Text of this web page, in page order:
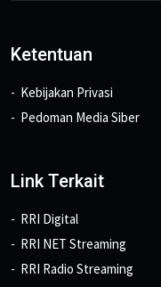
Ketentuan
Kebijakan Privasi
Pedoman Media Siber
Link Terkait
RRI Digital
RRI NET Streaming
RRI Radio Streaming